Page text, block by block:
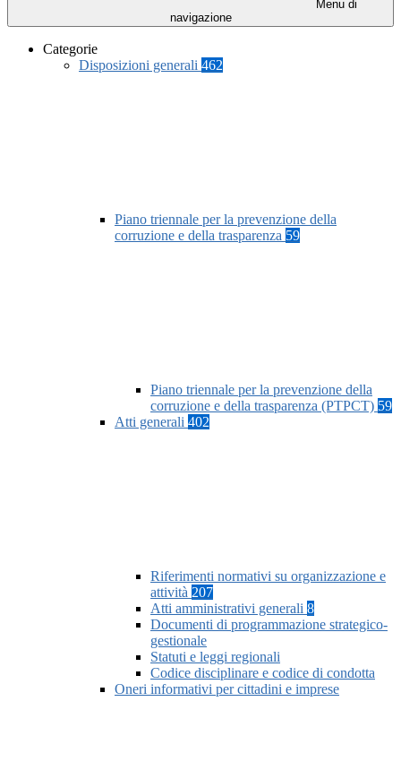
Menu di
navigazione
Categorie
Disposizioni generali 462
Piano triennale per la prevenzione della
corruzione e della trasparenza 59
Piano triennale per la prevenzione della
corruzione e della trasparenza (PTPCT) 59
Atti generali 402
Riferimenti normativi su organizzazione e
attività 207
Atti amministrativi generali 8
Documenti di programmazione strategico-
gestionale
Statuti e leggi regionali
Codice disciplinare e codice di condotta
Oneri informativi per cittadini e imprese